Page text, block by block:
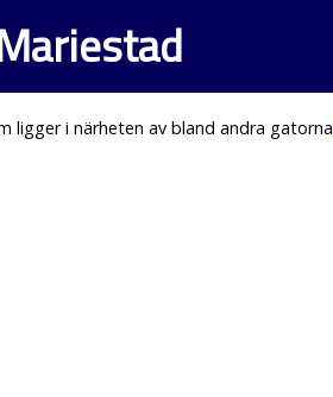
ligger i närheten av bland andra gatorna